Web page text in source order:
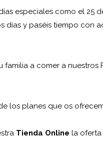
especiales como el 25
días y paséis tiempo con
a comer a nuestros
los planes que os
Tienda Online la oferta